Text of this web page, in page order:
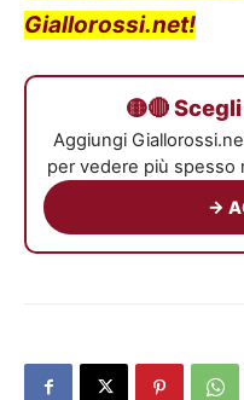
Giallorossi.net!
🟡🔴
Aggiungi
per vedere più spesso
→